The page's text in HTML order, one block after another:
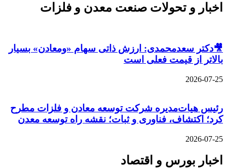
اخبار و تحولات صنعت معدن و فلزات
🎥دکتر سعدمحمدی: ارزش ذاتی سهام «ومعادن» بسیار
بالاتر از قیمت فعلی است
2026-07-25
رئیس هیات‌مدیره شرکت توسعه معادن و فلزات مطرح
کرد؛ اکتشاف، فناوری و ثبات؛ نقشه راه توسعه معدن
2026-07-25
اخبار بورس و اقتصاد